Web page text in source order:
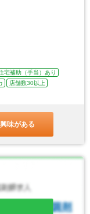
宅補助（手当）あり
店舗数30以上
味がある